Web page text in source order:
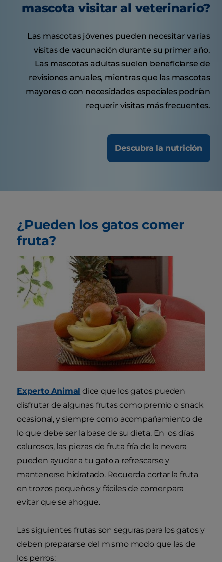
mascota visitar al veterinario?
Las mascotas jóvenes pueden necesitar varias
visitas de vacunación durante su primer año.
Las mascotas adultas suelen beneficiarse de
revisiones anuales, mientras que las mascotas
mayores o con necesidades especiales podrían
requerir visitas más frecuentes.
Descubra la nutrición
¿Pueden los gatos comer
fruta?
Experto Animal dice que los gatos pueden
disfrutar de algunas frutas como premio o snack
ocasional, y siempre como acompañamiento de
lo que debe ser la base de su dieta. En los días
calurosos, las piezas de fruta fría de la nevera
pueden ayudar a tu gato a refrescarse y
mantenerse hidratado. Recuerda cortar la fruta
en trozos pequeños y fáciles de comer para
evitar que se ahogue.
Las siguientes frutas son seguras para los gatos y
deben prepararse del mismo modo que las de
los perros: